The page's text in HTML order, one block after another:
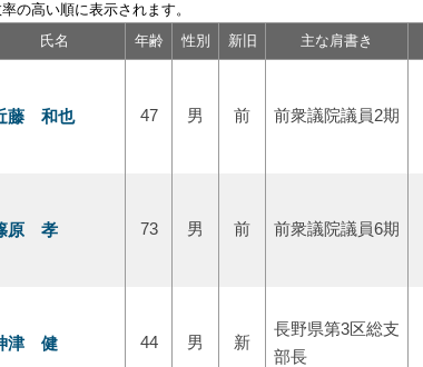
の高い順に表示されます。
氏名 年齢 性別 新旧 主な肩書き
藤 和也 47 男 前 前衆議院議員2期
原 孝 73 男 前 前衆議院議員6期
津 健 44 男 新
長野県第3区総支
部長